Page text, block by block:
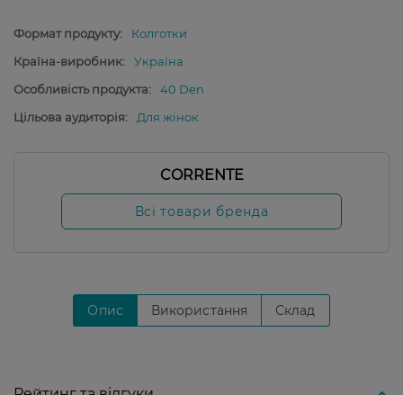
Формат продукту:
Колготки
Країна-виробник:
Україна
Особливість продукта:
40 Den
Цільова аудиторія:
Для жінок
CORRENTE
Всі товари бренда
Опис Використання Склад